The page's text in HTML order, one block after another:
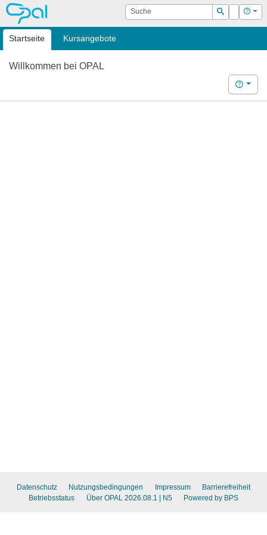
OPAL Suche
Suchen
Login Hilfe
Startseite Kursangebote
Willkommen bei OPAL
Hilfe
Datenschutz Nutzungsbedingungen Impressum
Barrierefreiheit
Betriebsstatus
Über OPAL 2026.08.1 | N5 Powered by BPS